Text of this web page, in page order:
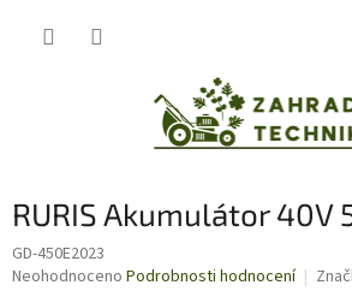
RURIS Akumulátor 40V
GD-450E2023
Průměrné
Neohodnoceno Podrobnosti hodnocení